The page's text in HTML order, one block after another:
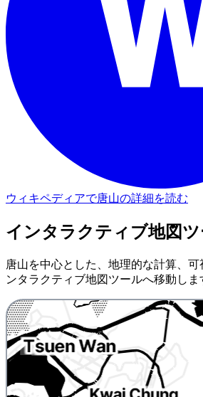
ウィキペディアで唐山の詳細を読む
インタラクティブ地図
唐山を中心とした、地理的な計算、
ンタラクティブ地図ツールへ移動しま